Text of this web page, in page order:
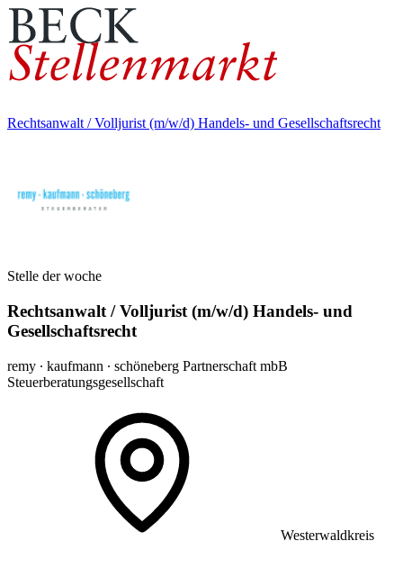
Rechtsanwalt / Volljurist (m/w/d) Handels- und Gesellschaftsrecht
Stelle der woche
Rechtsanwalt / Volljurist (m/w/d) Handels- und
Gesellschaftsrecht
remy ∙ kaufmann ∙ schöneberg Partnerschaft mbB
Steuerberatungsgesellschaft
Westerwaldkreis